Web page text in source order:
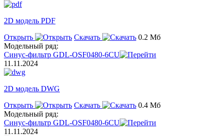
2D модель PDF
Открыть
Скачать
0.2 Мб
Модельный ряд:
Синус-фильтр GDL-OSF0480-6CU
11.11.2024
2D модель DWG
Открыть
Скачать
0.4 Мб
Модельный ряд:
Синус-фильтр GDL-OSF0480-6CU
11.11.2024